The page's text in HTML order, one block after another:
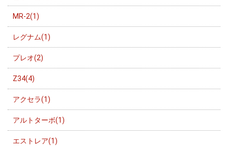
MR-2(1)
レグナム(1)
プレオ(2)
Z34(4)
アクセラ(1)
アルトターボ(1)
エストレア(1)